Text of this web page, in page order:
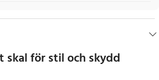
för stil och skydd